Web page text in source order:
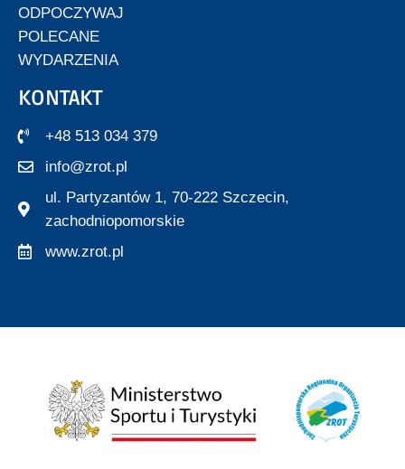
ODPOCZYWAJ
POLECANE
WYDARZENIA
KONTAKT
+48 513 034 379
info@zrot.pl
ul. Partyzantów 1, 70-222 Szczecin,
zachodniopomorskie
www.zrot.pl